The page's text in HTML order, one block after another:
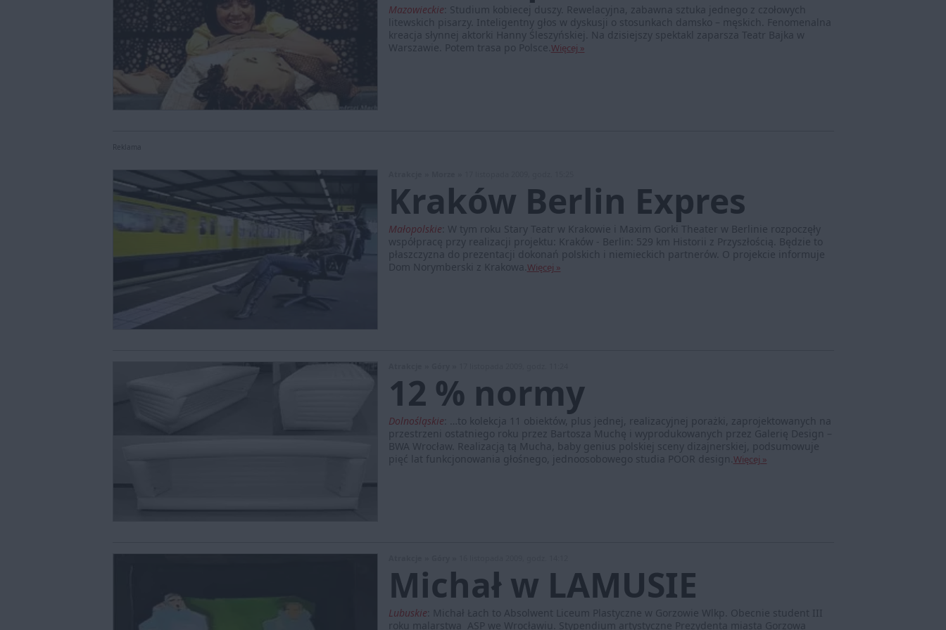
Mazowieckie Studium kobiecej duszy. Rewelacyjna, zabawna sztuka jednego z czołowych
litewskich pisarzy. Inteligentny głos w dyskusji o stosunkach damsko – męskich. Fenomenalna
kreacja słynnej aktorki Hanny Śleszyńskiej. Na dzisiejszy spektakl zaparsza Teatr Bajka w
Warszawie. Potem trasa po Polsce. Więcej »
Reklama
Kraków Berlin Expres
Małopolskie W tym roku Stary Teatr w Krakowie i Maxim Gorki Theater w Berlinie rozpoczęły
współpracę przy realizacji projektu: Kraków - Berlin: 529 km Historii z Przyszłością. Będzie to
płaszczyzna do prezentacji dokonań polskich i niemieckich partnerów. O projekcie informuje
Dom Norymberski z Krakowa. Więcej »
12 % normy
Dolnośląskie
…to kolekcja 11 obiektów, plus jednej, realizacyjnej porażki, zaprojektowanych na
przestrzeni ostatniego roku przez Bartosza Muchę i wyprodukowanych przez Galerię Design –
BWA Wrocław. Realizacją tą Mucha, baby genius polskiej sceny dizajnerskiej, podsumowuje
pięć lat funkcjonowania głośnego, jednoosobowego studia POOR design. Więcej »
Michał w LAMUSIE
Lubuskie Michał Łach to Absolwent Liceum Plastyczne w Gorzowie Wlkp. Obecnie student III
roku malarstwa ASP we Wrocławiu. Stypendium artystyczne Prezydenta miasta Gorzowa